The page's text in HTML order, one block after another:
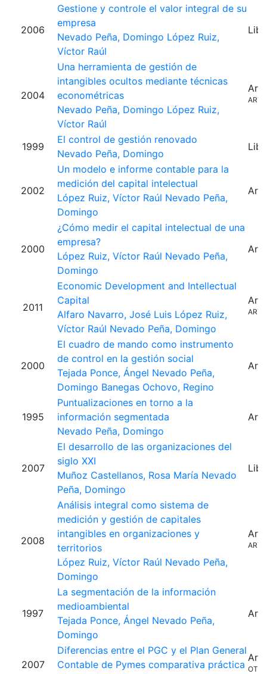
2006
Gestione y controle el valor integral de su
empresa
Nevado Peña, Domingo López Ruiz,
Víctor Raúl
2004
Una herramienta de gestión de
intangibles ocultos mediante técnicas
econométricas
Nevado Peña, Domingo López Ruiz,
Víctor Raúl
1999
El control de gestión renovado
Nevado Peña, Domingo
2002
Un modelo e informe contable para la
medición del capital intelectual
López Ruiz, Víctor Raúl Nevado Peña,
Domingo
2000
¿Cómo medir el capital intelectual de una
empresa?
López Ruiz, Víctor Raúl Nevado Peña,
Domingo
2011
Economic Development and Intellectual
Capital
Alfaro Navarro, José Luis López Ruiz,
Víctor Raúl Nevado Peña, Domingo
2000
El cuadro de mando como instrumento
de control en la gestión social
Tejada Ponce, Ángel Nevado Peña,
Domingo Banegas Ochovo, Regino
1995
Puntualizaciones en torno a la
información segmentada
Nevado Peña, Domingo
2007
El desarrollo de las organizaciones del
siglo XXI
Muñoz Castellanos, Rosa María Nevado
Peña, Domingo
2008
Análisis integral como sistema de
medición y gestión de capitales
intangibles en organizaciones y
territorios
López Ruiz, Víctor Raúl Nevado Peña,
Domingo
1997
La segmentación de la información
medioambiental
Tejada Ponce, Ángel Nevado Peña,
Domingo
2007
Diferencias entre el PGC y el Plan General
Contable de Pymes comparativa práctica